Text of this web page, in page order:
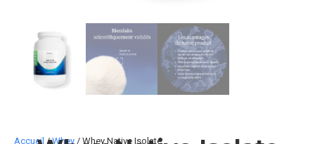
Accueil /Whey/ Whey Native Isolate